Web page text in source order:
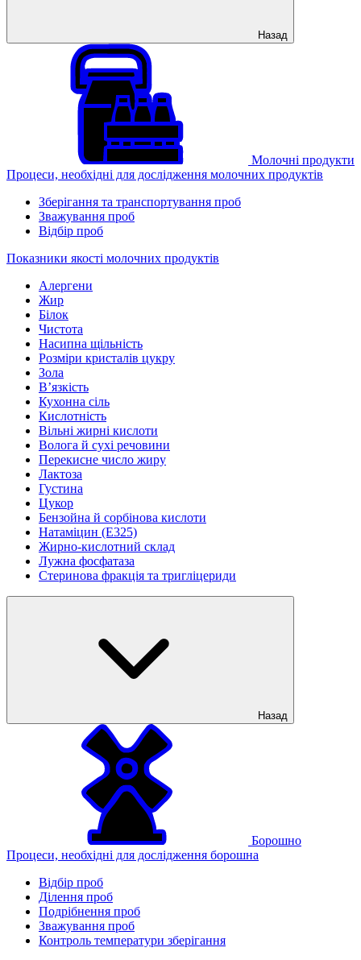
Назад
Молочні продукти
Процеси, необхідні для дослідження молочних продуктів
Зберігання та транспортування проб
Зважування проб
Відбір проб
Показники якості молочних продуктів
Алергени
Жир
Білок
Чистота
Насипна щільність
Розміри кристалів цукру
Зола
В’язкість
Кухонна сіль
Кислотність
Вільні жирні кислоти
Волога й сухі речовини
Перекисне число жиру
Лактоза
Густина
Цукор
Бензойна й сорбінова кислоти
Натаміцин (Е325)
Жирно-кислотний склад
Лужна фосфатаза
Стеринова фракція та тригліцериди
Назад
Борошно
Процеси, необхідні для дослідження борошна
Відбір проб
Ділення проб
Подрібнення проб
Зважування проб
Контроль температури зберігання